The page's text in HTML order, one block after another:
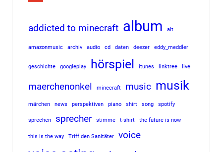
addicted to minecraft album alt
amazonmusic archiv audio cd daten deezer eddy_meddler
geschichte googleplay hörspiel itunes linktree live
maerchenonkel minecraft music musik
märchen news perspektiven piano shirt song spotify
sprechen sprecher stimme t-shirt the future is now
this is the way Triff den Sanitäter voice